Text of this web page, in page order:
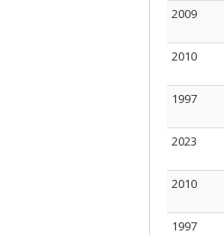
2009
2010
1997
2023
2010
1997